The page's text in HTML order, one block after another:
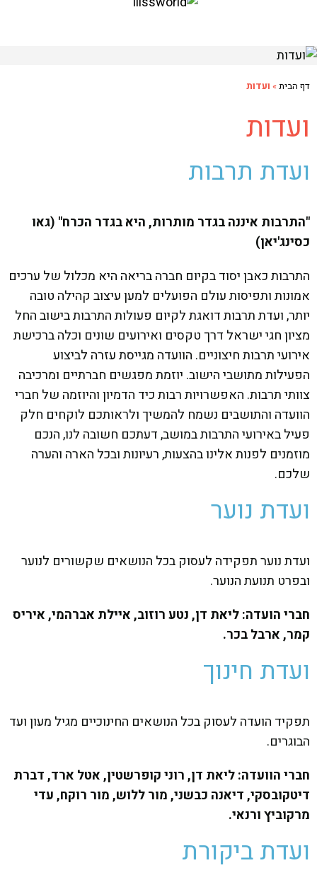
דף הבית» ועדות
ועדות
ועדת תרבות
"התרבות איננה בגדר מותרות, היא בגדר הכרח" (גאו
כסינג'יאן)
התרבות כאבן יסוד בקיום חברה בריאה היא מכלול של ערכים
אמונות ותפיסות עולם הפועלים למען עיצוב קהילה טובה
יותר, ועדת תרבות דואגת לקיום פעולות התרבות בישוב החל
מציון חגי ישראל דרך טקסים ואירועים שונים וכלה ברכישת
אירועי תרבות חיצוניים. הוועדה מגייסת עזרה לביצוע
הפעילות מתושבי הישוב. יוזמת מפגשים חברתיים ומרכיבה
צוותי תרבות. האפשרויות רבות כיד הדמיון והיוזמה של חברי
הוועדה והתושבים נשמח להמשיך ולראותכם לוקחים חלק
פעיל באירועי התרבות במושב, דעתכם חשובה לנו, הנכם
מוזמנים לפנות אלינו בהצעות, רעיונות ובכל הארה והערה
שלכם.
ועדת נוער
ועדת נוער תפקידה לעסוק בכל הנושאים שקשורים לנוער
ובפרט תנועת הנוער.
חברי הועדה: ליאת דן, נטע רוזוב, איילת אברהמי, איריס
קמר, ארבל בכר.
ועדת חינוך
תפקיד הועדה לעסוק בכל הנושאים החינוכיים מגיל מעון ועד
הבוגרים.
חברי הוועדה: ליאת דן, רוני קופרשטין, אטל ארד, דברת
דיטקובסקי, דיאנה כבשני, מור ללוש, מור רוקח, עדי
מרקוביץ ורנאי.
ועדת ביקורת